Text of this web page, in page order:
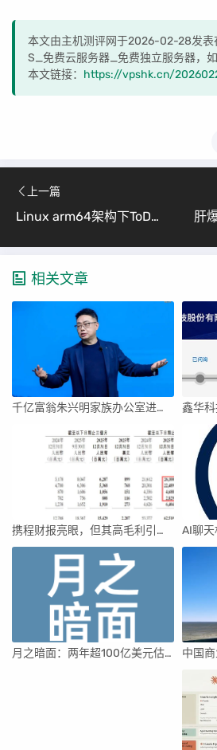
本文由主机测评网于2026-02-28发表
S_免费云服务器_免费独立服务器，
本文链接： https://vpshk.cn/
上一篇
Linux arm64架构下ToDesk下载安装教程 （小白也能轻松掌握的远程控制软件安装指南）
相关文章
千亿富翁朱兴明家族办公室进军VC圈
携程财报亮眼，但其高毛利引发行业争议
月之暗面：两年超100亿美元估值，K2.5引领AI新纪元